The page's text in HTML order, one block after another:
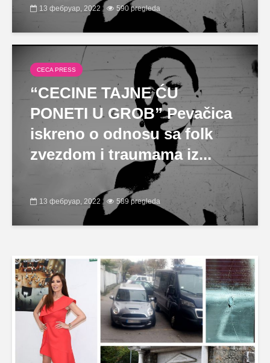
13 фебруар, 2022 590 pregleda
CECA PRESS
“CECINE TAJNE ĆU
PONETI U GROB” Pevačica
iskreno o odnosu sa folk
zvezdom i traumama iz...
13 фебруар, 2022 589 pregleda